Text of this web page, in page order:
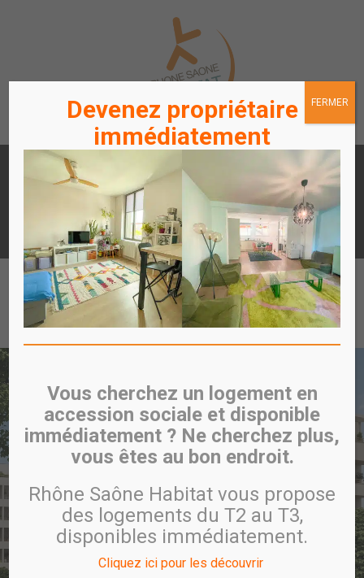
ACHETER
UN APPARTEMENT
UN APPARTEMENT /
STATIONNEMENT
ACCÈS
LOCATAIRES / PROPRIÉTAIRES
ACCÈS
COPROPRIÉTAIRES
le
menu
Devenez propriétaire
immédiatement
Vous cherchez un logement en
accession sociale et disponible
immédiatement ? Ne cherchez plus,
vous êtes au bon endroit.
Rhône Saône Habitat vous propose
des logements du T2 au T3,
disponibles immédiatement.
Cliquez ici pour les découvrir
FERMER